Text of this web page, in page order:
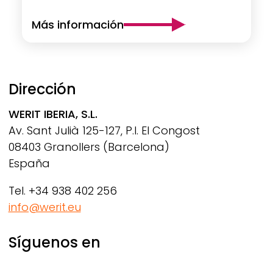
Más información
Dirección
WERIT IBERIA, S.L.
Av. Sant Julià 125-127, P.I. El Congost
08403 Granollers (Barcelona)
España
Tel. +34 938 402 256
info@werit.eu
Síguenos en